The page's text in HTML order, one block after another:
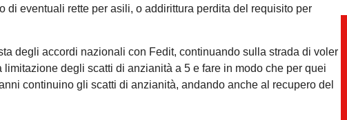
di eventuali rette per asili, o addirittura perdita del requisito per
degli accordi nazionali con Fedit, continuando sulla strada di voler
degli scatti di anzianità a 5 e fare in modo che per quei
continuino gli scatti di anzianità, andando anche al recupero del